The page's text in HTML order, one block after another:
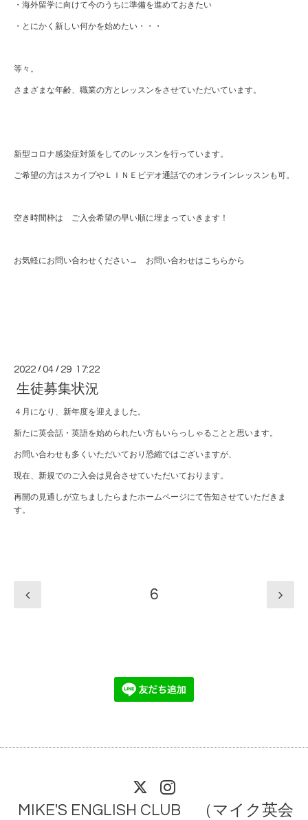
・海外留学に向けて今のうちに準備を進めておきたい
・とにかく新しい何かを始めたい・・・
等々。
さまざまな年齢、職業の方とレッスンをさせていただいています。
新型コロナ感染症対策をしてのレッスンを行っています。
ご希望の方はスカイプやＬＩＮＥビデオ通話でのオンラインレッスンも可。
空き時間枠は ご入会希望の早い順に埋まっていきます！
お気軽にお問い合わせください→ お問い合わせはこちらから
2022 /04 / 29 17:22
生徒募集状況
４月になり、新年度を迎えました。
新たに英会話・英語を始められたい方もいらっしゃることと思います。
お問い合わせも多くいただいており恐縮ではございますが、
現在、新規でのご入会は見合させていただいております。
再開の見通しが立ちましたらまたホームページにて告知させていただきま
す。
6
MIKE'S ENGLISH CLUB （マイク英会